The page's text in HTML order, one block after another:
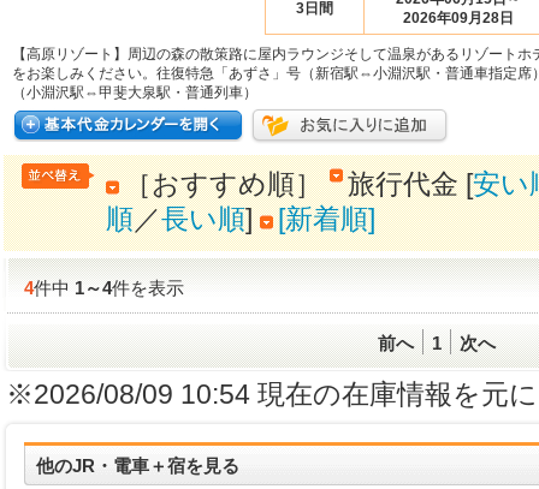
3日間
2026年09月28日
【高原リゾート】周辺の森の散策路に屋内ラウンジそして温泉があるリゾートホ
をお楽しみください。往復特急「あずさ」号（新宿駅⇔小淵沢駅・普通車指定席
（小淵沢駅⇔甲斐大泉駅・普通列車）
［おすすめ順］ 旅行代金 [安い
順／長い順] [新着順]
4件中1～4件を表示
前へ 1 次へ
※2026/08/09 10:54 現在の在庫情報を元
他のJR・電車＋宿を見る